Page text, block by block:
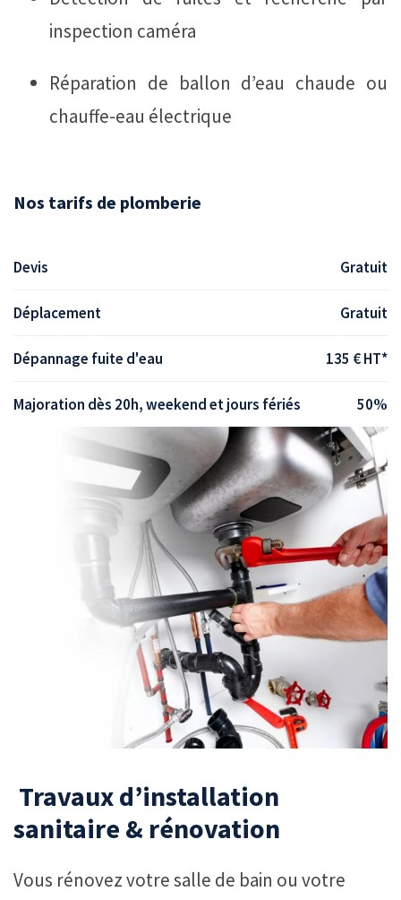
inspection caméra
Réparation de ballon d’eau chaude ou
chauffe-eau électrique
Nos tarifs de plomberie
Devis Gratuit
Déplacement Gratuit
Dépannage fuite d'eau 135 € HT*
Majoration dès 20h, weekend et jours fériés 50%
️ Travaux d’installation
sanitaire & rénovation
Vous rénovez votre salle de bain ou votre